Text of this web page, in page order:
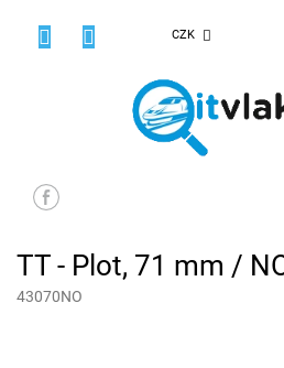
CZK
TT - Plot, 71 mm /
43070NO